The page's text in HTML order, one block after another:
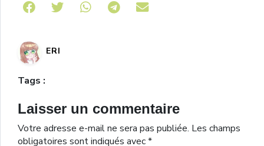
Share on Telegram
ERI
Tags :
Laisser un commentaire
Votre adresse e-mail ne sera pas publiée. Les champs
obligatoires sont indiqués avec*